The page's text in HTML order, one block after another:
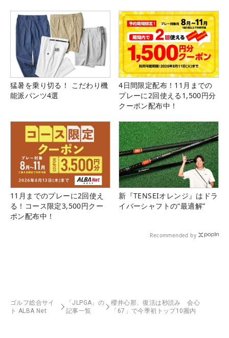
猛暑を乗り切る！ こだわり機
能派パンツ4選
4日間限定配布！11月までの
プレーに2回使える1,500円分
クーポン配布中！
11月までのプレーに2回使え
る！コース限定3,500円クー
ポン配布中！
新『TENSEIオレンジ』はドラ
イバーシャフトの“最適解”
Recommended by
ゴルフ総合サイ
ト ALBA Net
「JLPGA」の
記事一覧
櫻井心那、復活は秒読み 会心
「67」で今季初トップ10圏内